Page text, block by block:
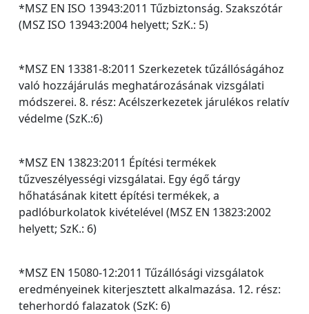
*MSZ EN ISO 13943:2011 Tűzbiztonság. Szakszótár
(MSZ ISO 13943:2004 helyett; SzK.: 5)
*MSZ EN 13381-8:2011 Szerkezetek tűzállóságához
való hozzájárulás meghatározásának vizsgálati
módszerei. 8. rész: Acélszerkezetek járulékos relatív
védelme (SzK.:6)
*MSZ EN 13823:2011 Építési termékek
tűzveszélyességi vizsgálatai. Egy égő tárgy
hőhatásának kitett építési termékek, a
padlóburkolatok kivételével (MSZ EN 13823:2002
helyett; SzK.: 6)
*MSZ EN 15080-12:2011 Tűzállósági vizsgálatok
eredményeinek kiterjesztett alkalmazása. 12. rész:
teherhordó falazatok (SzK: 6)